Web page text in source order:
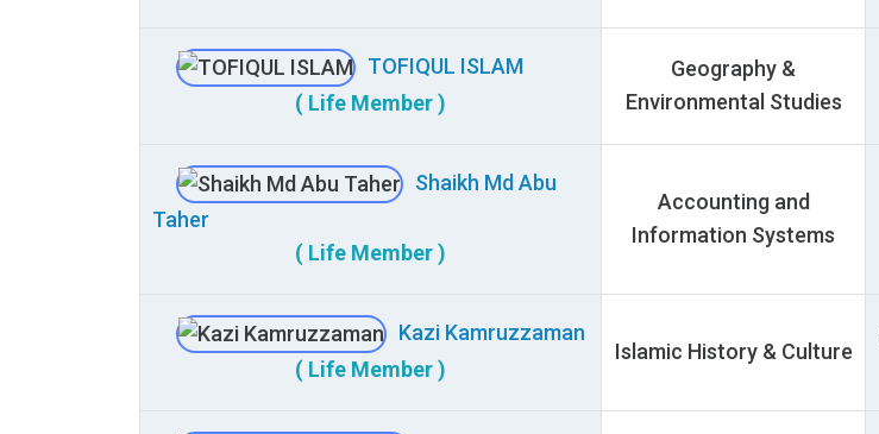
TOFIQUL ISLAM
( Life Member )
Geography &
Environmental Studies
Shaikh Md Abu
Taher
( Life Member )
Accounting and
Information Systems
Kazi Kamruzzaman
( Life Member )
Islamic History & Culture